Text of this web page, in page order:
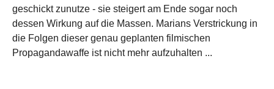
geschickt zunutze - sie steigert am Ende sogar noch
dessen Wirkung auf die Massen. Marians Verstrickung in
die Folgen dieser genau geplanten filmischen
Propagandawaffe ist nicht mehr aufzuhalten ...